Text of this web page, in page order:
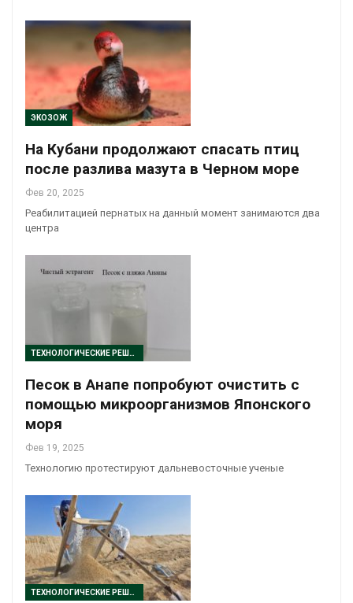
ЭКОЗОЖ
На Кубани продолжают спасать птиц
после разлива мазута в Черном море
Фев 20, 2025
Реабилитацией пернатых на данный момент занимаются два
центра
ТЕХНОЛОГИЧЕСКИЕ РЕШЕНИЯ
Песок в Анапе попробуют очистить с
помощью микроорганизмов Японского
моря
Фев 19, 2025
Технологию протестируют дальневосточные ученые
ТЕХНОЛОГИЧЕСКИЕ РЕШЕНИЯ